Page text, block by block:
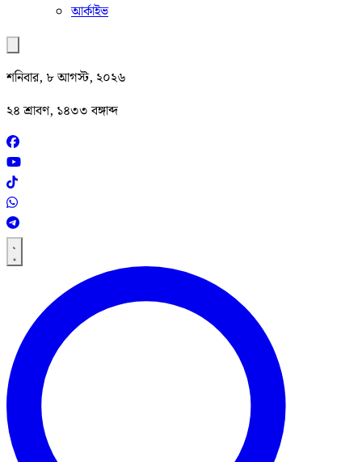
আর্কাইভ
শনিবার, ৮ আগস্ট, ২০২৬
২৪ শ্রাবণ, ১৪৩৩ বঙ্গাব্দ